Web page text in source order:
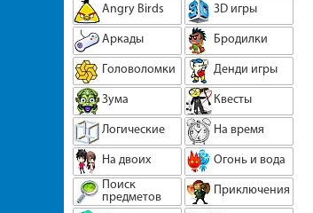
Angry Birds
3D игры
Аркады
Бродилки
Головоломки
Денди игры
Зума
Квесты
Логические
На время
На двоих
Огонь и вода
Поиск
предметов
Приключения